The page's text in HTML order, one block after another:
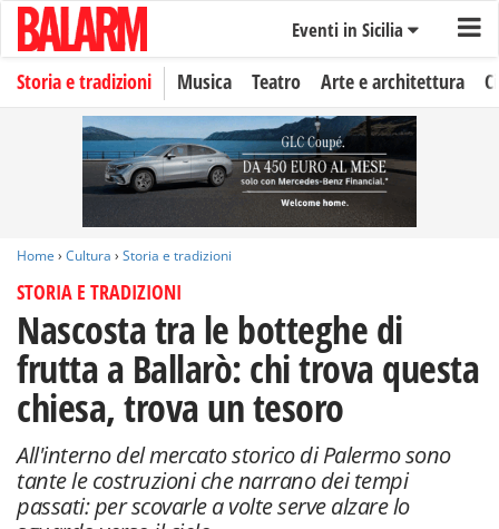
Eventi in Sicilia
Storia e tradizioni Musica Teatro Arte e architettura
Home › Cultura › Storia e tradizioni
STORIA E TRADIZIONI
Nascosta tra le botteghe di
frutta a Ballarò: chi trova questa
chiesa, trova un tesoro
All'interno del mercato storico di Palermo sono
tante le costruzioni che narrano dei tempi
passati: per scovarle a volte serve alzare lo